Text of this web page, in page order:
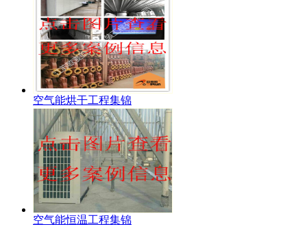
空气能烘干工程集锦
空气能恒温工程集锦